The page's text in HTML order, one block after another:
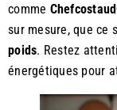
comme
sur mesure, que ce
poids. Restez
énergétiques pour